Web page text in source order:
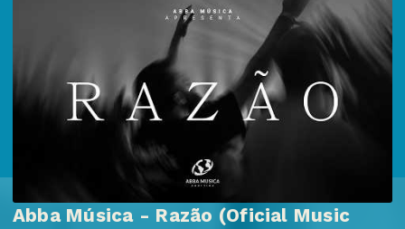
Abba Música - Razão (Oficial Music